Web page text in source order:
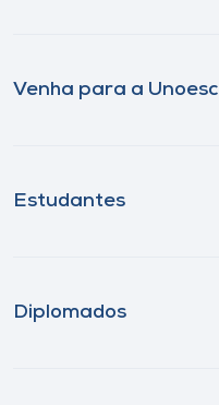
Venha para a Unoesc
Estudantes
Diplomados